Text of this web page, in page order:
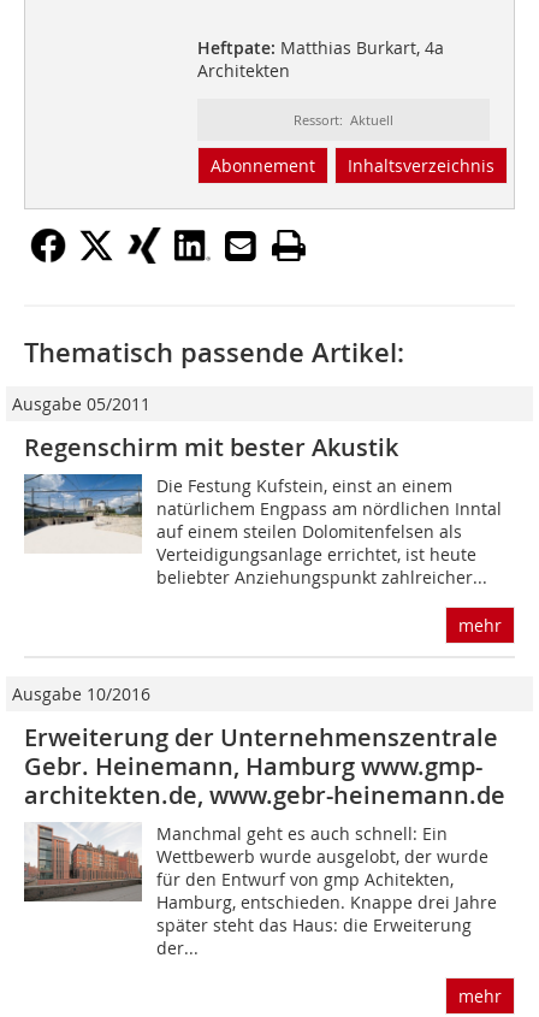
Heftpate: Matthias Burkart, 4a
Architekten
Ressort: Aktuell
Abonnement Inhaltsverzeichnis
Thematisch passende Artikel:
Ausgabe 05/2011
Regenschirm mit bester Akustik
Die Festung Kufstein, einst an einem
natürlichem Engpass am nördlichen Inntal
auf einem steilen Dolomitenfelsen als
Verteidigungsanlage errichtet, ist heute
beliebter Anziehungspunkt zahlreicher...
mehr
Ausgabe 10/2016
Erweiterung der Unternehmenszentrale
Gebr. Heinemann, Hamburg www.gmp-
architekten.de, www.gebr-heinemann.de
Manchmal geht es auch schnell: Ein
Wettbewerb wurde ausgelobt, der wurde
für den Entwurf von gmp Achitekten,
Hamburg, entschieden. Knappe drei Jahre
später steht das Haus: die Erweiterung
der...
mehr